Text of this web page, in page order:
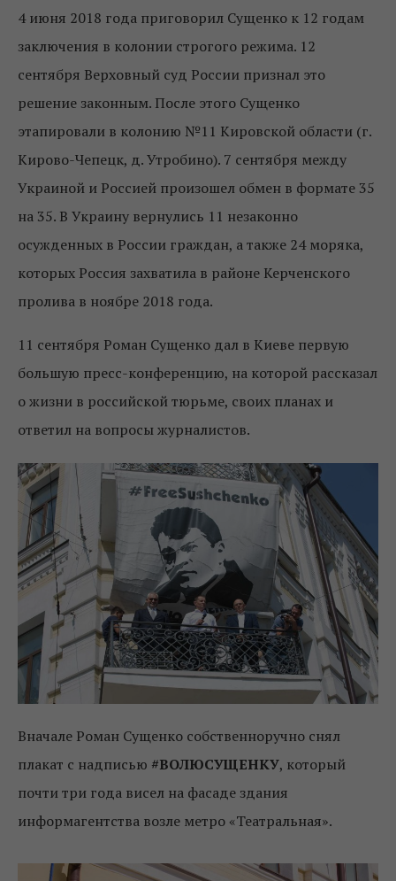
4 июня 2018 года приговорил Сущенко к 12 годам
заключения в колонии строгого режима. 12
сентября Верховный суд России признал это
решение законным. После этого Сущенко
этапировали в колонию №11 Кировской области (г.
Кирово-Чепецк, д. Утробино). 7 сентября между
Украиной и Россией произошел обмен в формате 35
на 35. В Украину вернулись 11 незаконно
осужденных в России граждан, а также 24 моряка,
которых Россия захватила в районе Керченского
пролива в ноябре 2018 года.
11 сентября Роман Сущенко дал в Киеве первую
большую пресс-конференцию, на которой рассказал
о жизни в российской тюрьме, своих планах и
ответил на вопросы журналистов.
Вначале Роман Сущенко собственноручно снял
плакат с надписью #ВОЛЮСУЩЕНКУ, который
почти три года висел на фасаде здания
информагентства возле метро «Театральная».